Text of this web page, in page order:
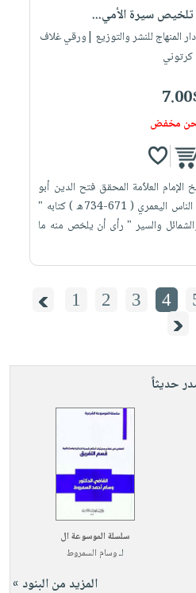
تلخيص سيرة الأمي...
المنهاج للنشر والتوزيع |ورقي غلاف
كرتوني
مخفض
العلاّمة المحقق فتح الدين أبو
الفتح محمد بن محمد بن سيد الناس اليعمري ( 671-734ه ) كتابه "
والسير " رأى أن يلخص منه ما
1 2 3 4
حديثاً
سلسلة الموسوعة ال
لـوسام السمروط
المزيد من البنود »